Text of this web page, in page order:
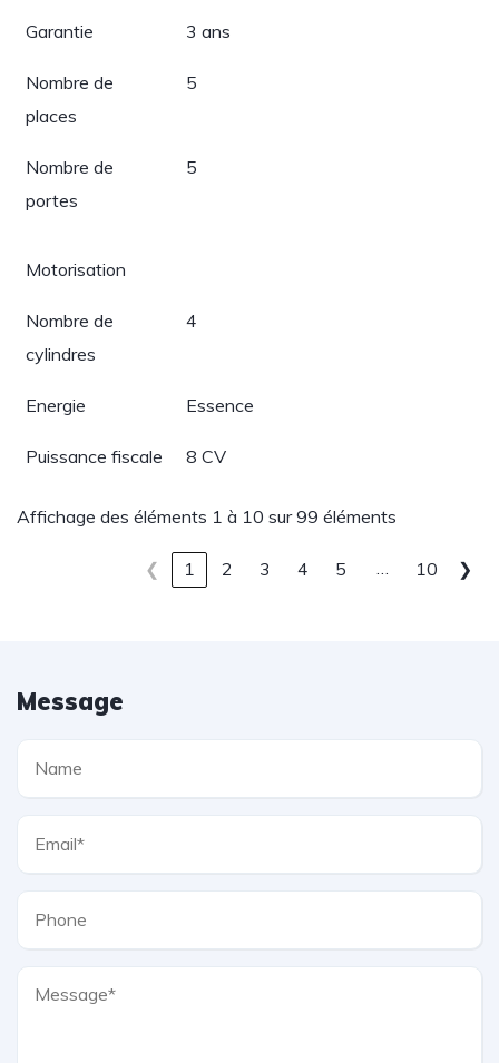
Garantie 3 ans
Nombre de
places
5
Nombre de
portes
5
Motorisation
Nombre de
cylindres
4
Energie Essence
Puissance fiscale 8 CV
Affichage des éléments 1 à 10 sur 99 éléments
❮ 1 2 3 4 5 … 10 ❯
Message